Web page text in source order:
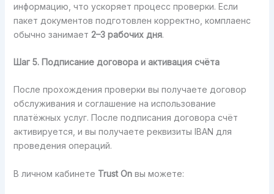
информацию, что ускоряет процесс проверки. Если
пакет документов подготовлен корректно, комплаенс
обычно занимает 2–3 рабочих дня.
Шаг 5. Подписание договора и активация счёта
После прохождения проверки вы получаете договор
обслуживания и соглашение на использование
платёжных услуг. После подписания договора счёт
активируется, и вы получаете реквизиты IBAN для
проведения операций.
В личном кабинете Trust On вы можете: